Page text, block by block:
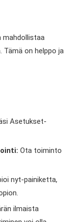
mahdollistaa
on helppo ja
Asetukset-
Ota toiminto
nyt-painiketta,
ilmaista